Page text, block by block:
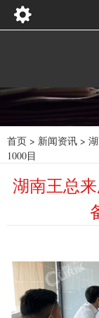
首页 > 新闻资讯 >
1000目
湖南王总